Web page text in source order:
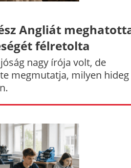
Angliát
félretolta
nagy írója volt, de
megmutatja, milyen hideg